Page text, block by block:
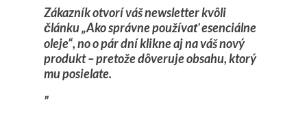
Zákazník otvorí váš newsletter kvôli
článku „Ako správne používať esenciálne
oleje“, no o pár dní klikne aj na váš nový
produkt – pretože dôveruje obsahu, ktorý
mu posielate.